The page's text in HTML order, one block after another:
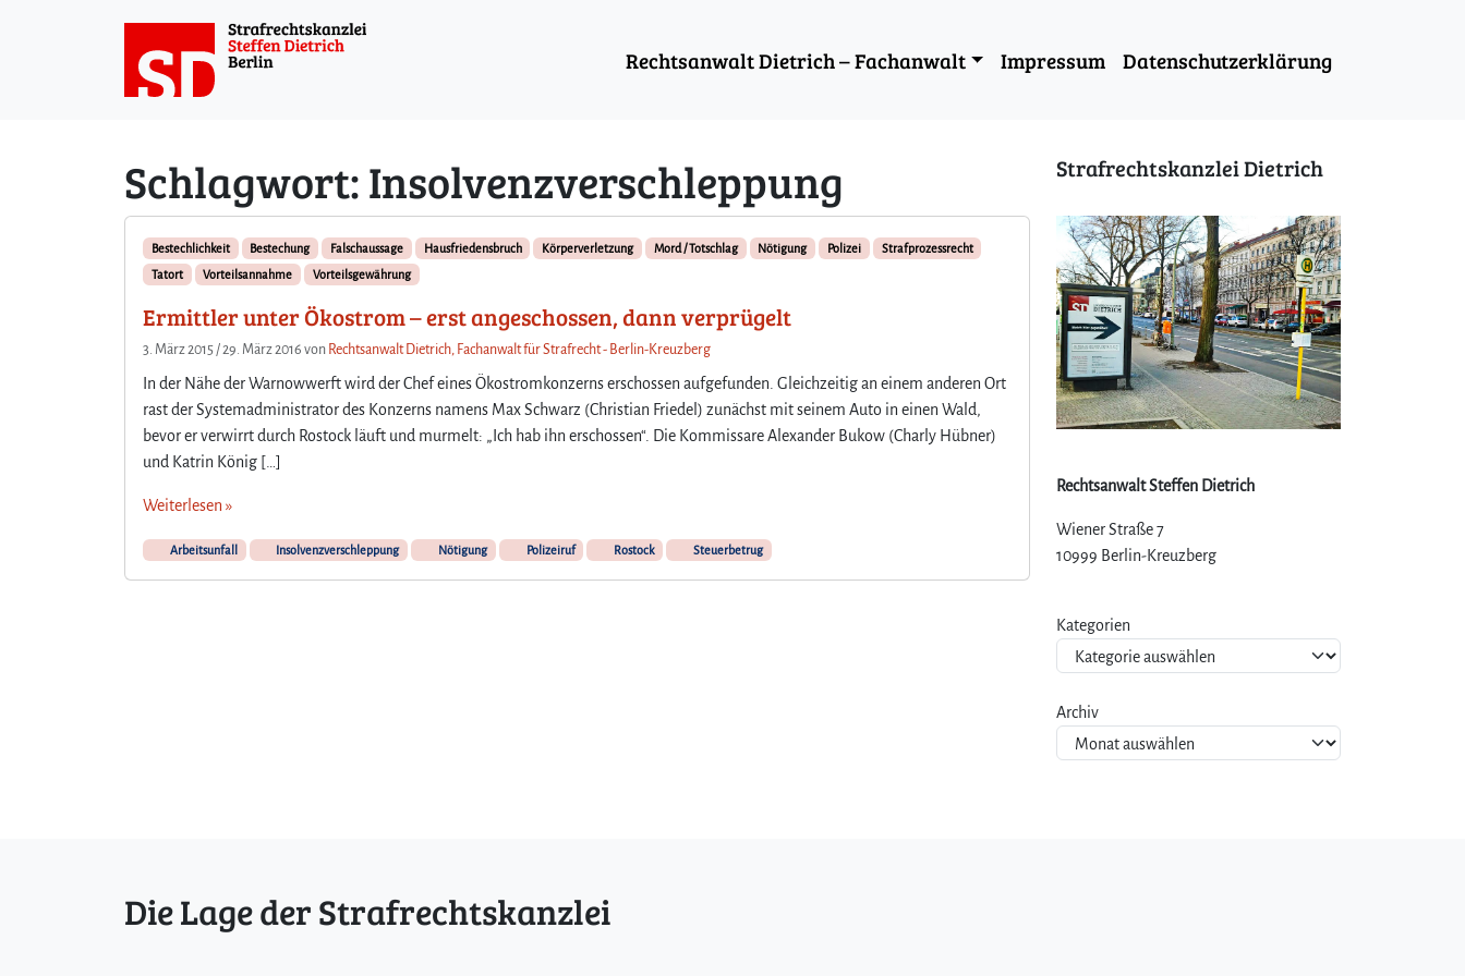
Rechtsanwalt Dietrich – Fachanwalt Impressum Datenschutzerklärung
Schlagwort:Insolvenzverschleppung
Bestechlichkeit Bestechung Falschaussage Hausfriedensbruch Körperverletzung Mord / Totschlag Nötigung Polizei
Strafprozessrecht
Tatort
Vorteilsannahme Vorteilsgewährung
Ermittler unter Ökostrom – erst angeschossen, dann verprügelt
3. März 2015 /29. März 2016 von Rechtsanwalt Dietrich, Fachanwalt für Strafrecht - Berlin-Kreuzberg
In der Nähe der Warnowwerft wird der Chef eines Ökostromkonzerns erschossen aufgefunden. Gleichzeitig an einem anderen Ort
rast der Systemadministrator des Konzerns namens Max Schwarz (Christian Friedel) zunächst mit seinem Auto in einen Wald,
bevor er verwirrt durch Rostock läuft und murmelt: „Ich hab ihn erschossen“. Die Kommissare Alexander Bukow (Charly Hübner)
und Katrin König […]
Weiterlesen »
Arbeitsunfall Insolvenzverschleppung Nötigung Polizeiruf Rostock Steuerbetrug
Strafrechtskanzlei Dietrich
Rechtsanwalt Steffen Dietrich
Wiener Straße 7
10999 Berlin-Kreuzberg
Kategorien
Archiv
Die Lage der Strafrechtskanzlei